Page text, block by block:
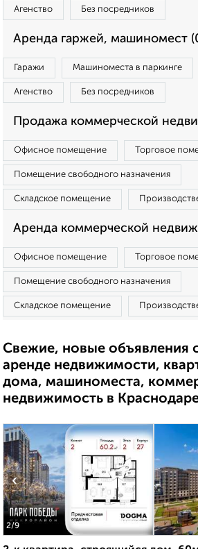
Агенство Без посредников
Аренда гаржей, машиномест
Гаражи Машиноместа в паркинге
Агенство Без посредников
Продажа коммерческой
Офисное помещение Торговое
Помещение свободного назначения
Складское помещение
Аренда коммерческой
Офисное помещение Торговое
Помещение свободного назначения
Складское помещение
Свежие, новые объявления
аренде недвижимости,
дома, машиноместа,
недвижимость в
2/9
‹